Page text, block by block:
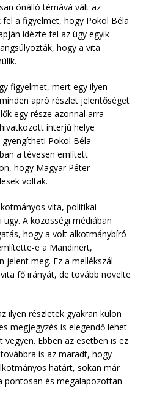
önálló témává vált az
a figyelmet, hogy Pokol Béla
idézte fel az ügy egyik
hogy a vita
figyelmet, mert egy ilyen
apró részlet jelentőséget
egy része azonnal arra
interjú helye
Pokol Béla
a tévesen említett
hogy Magyar Péter
voltak.
vita, politikai
A közösségi médiában
hogy a volt alkotmánybíró
e a Mandinert,
jelent meg. Ez a mellékszál
fő irányát, de tovább növelte
ilyen részletek gyakran külön
megjegyzés is elegendő lehet
Ebben az esetben is ez
is az maradt, hogy
határt, sokan már
pontosan és megalapozottan